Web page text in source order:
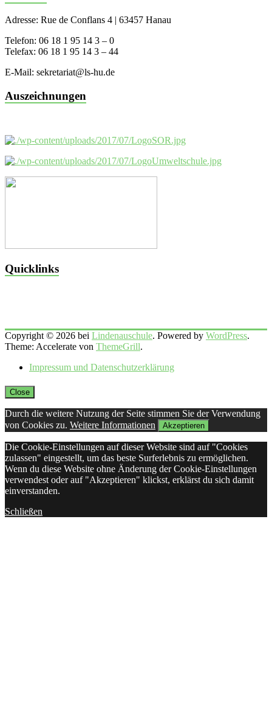
Adresse: Rue de Conflans 4 | 63457 Hanau
Telefon: 06 18 1 95 14 3 – 0
Telefax: 06 18 1 95 14 3 – 44
E-Mail: sekretariat@ls-hu.de
Auszeichnungen
Quicklinks
Copyright © 2026 bei Lindenauschule. Powered by WordPress.
Theme: Accelerate von ThemeGrill.
Impressum und Datenschutzerklärung
Close
Durch die weitere Nutzung der Seite stimmen Sie der Verwendung
von Cookies zu. Weitere Informationen Akzeptieren
Die Cookie-Einstellungen auf dieser Website sind auf "Cookies
zulassen" eingestellt, um das beste Surferlebnis zu ermöglichen.
Wenn du diese Website ohne Änderung der Cookie-Einstellungen
verwendest oder auf "Akzeptieren" klickst, erklärst du sich damit
einverstanden.
Schließen